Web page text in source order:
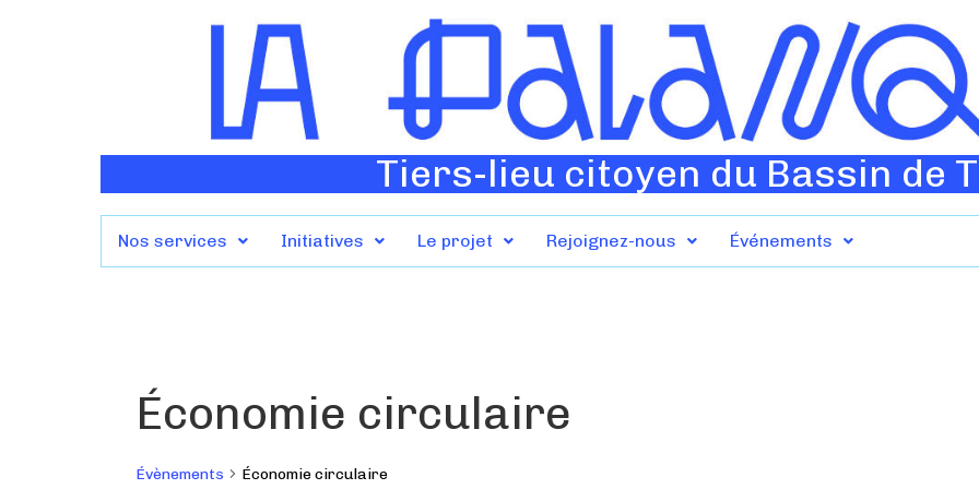
Tiers-lieu citoyen du Bassin de
Nos services Initiatives Le projet Rejoignez-nous Événements
Économie circulaire
Évènements Économie circulaire